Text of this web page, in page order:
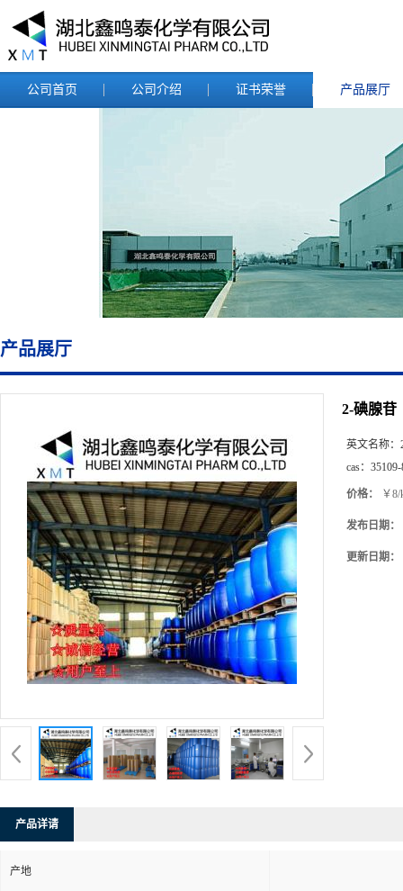
公司首页 公司介绍 证书荣誉 产品展厅
产品展厅
2-碘腺苷
英文名称：
cas：
价格： ￥8/
发布日期：
更新日期：
产品详请
产地